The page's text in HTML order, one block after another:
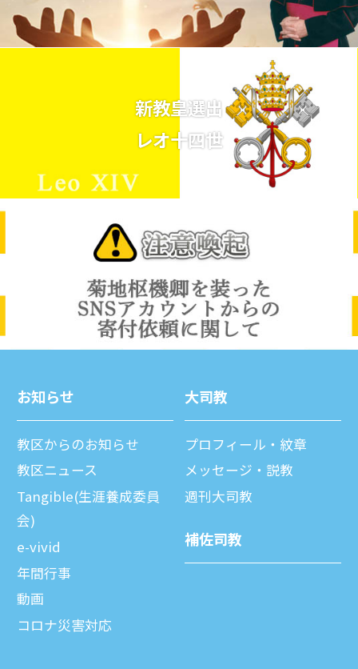
新教皇選出
レオ十四世
お知らせ
教区からのお知らせ
教区ニュース
Tangible(生涯養成委員
会)
e-vivid
年間⾏事
動画
コロナ災害対応
⼤司教
プロフィール・紋章
メッセージ・説教
週刊⼤司教
補佐司教